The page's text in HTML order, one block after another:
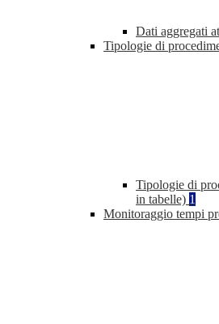
Dati aggregati
Tipologie di
Tipologie di
in tabelle) 1
Monitoraggio tempi